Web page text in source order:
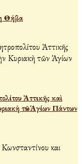
Θήβα
Ἀττικῆς καὶ
τῶν Ἁγίων Πάντων